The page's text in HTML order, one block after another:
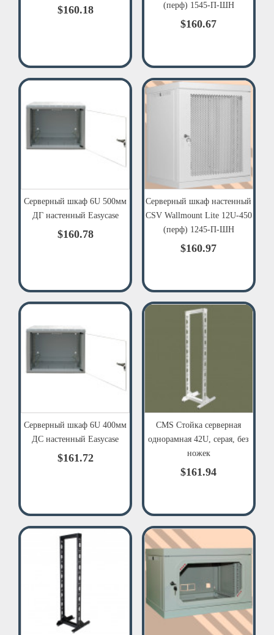
$160.18
(перф) 1545-П-ШН
$160.67
Серверный шкаф 6U 500мм
ДГ настенный Easycase
$160.78
Серверный шкаф настенный
CSV Wallmount Lite 12U-450
(перф) 1245-П-ШН
$160.97
Серверный шкаф 6U 400мм
ДС настенный Easycase
$161.72
CMS Стойка серверная
однорамная 42U, серая, без
ножек
$161.94